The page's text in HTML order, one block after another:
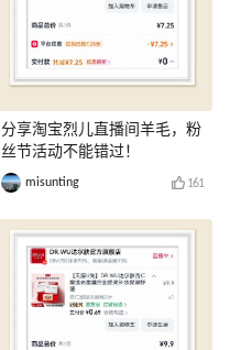
分享淘宝烈儿直播间羊毛，粉
丝节活动不能错过！
misunting 161